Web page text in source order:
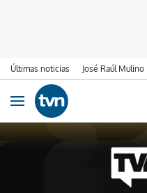
Últimas noticias José Raúl Mulino
Ir al contenido
Obrir navegació